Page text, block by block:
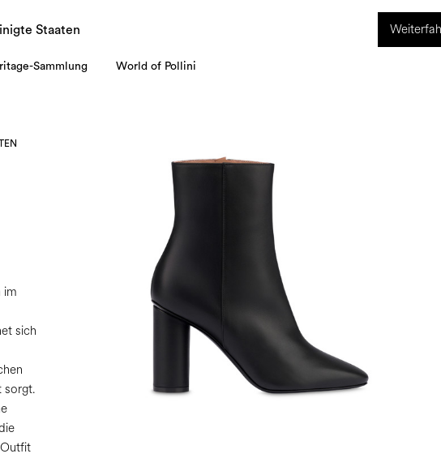
Staaten
WINTER 2026 KOLLEKTION. Vom 8. bis 16. August ist unser Kundenservice nicht erreichbar.
Sammlung World of Pollini
im
sich
sorgt.